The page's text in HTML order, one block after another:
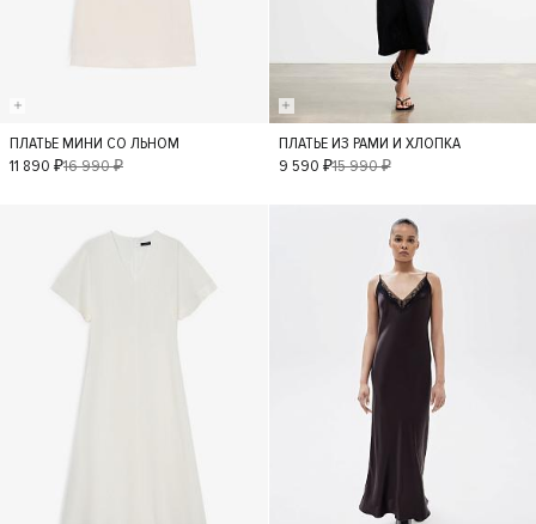
XS S
ПЛАТЬЕ МИНИ СО ЛЬНОМ
11 890 ₽16 990 ₽ XS S
ПЛАТЬЕ ИЗ РАМИ И ХЛОПКА
9 590 ₽15 990 ₽